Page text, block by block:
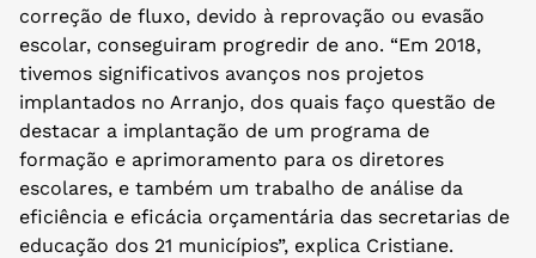
correção de fluxo, devido à reprovação ou evasão
escolar, conseguiram progredir de ano. “Em 2018,
tivemos significativos avanços nos projetos
implantados no Arranjo, dos quais faço questão de
destacar a implantação de um programa de
formação e aprimoramento para os diretores
escolares, e também um trabalho de análise da
eficiência e eficácia orçamentária das secretarias de
educação dos 21 municípios”, explica Cristiane.